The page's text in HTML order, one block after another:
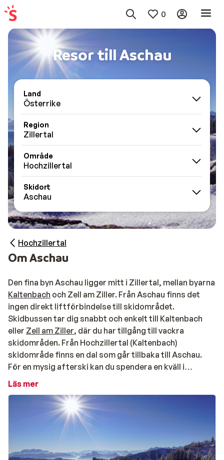
0
Resor till Aschau
Land
Österrike
Region
Zillertal
Område
Hochzillertal
Skidort
Aschau
Hochzillertal
Om Aschau
Den fina byn Aschau ligger mitt i Zillertal, mellan byarna
Kaltenbach och Zell am Ziller. Från Aschau finns det
ingen direkt liftförbindelse till skidområdet.
Skidbussen tar dig snabbt och enkelt till Kaltenbach
eller Zell am Ziller, där du har tillgång till vackra
skidområden. Från Hochzillertal (Kaltenbach)
skidområde finns en dal som går tillbaka till Aschau.
För en mysig afterski kan du spendera en kväll i
Mayrhofen
och fackelvandring arrangeras regelbundet på kvällen.
Läs mer